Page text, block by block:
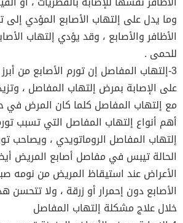
وما يدل على إلتهاب الأصابع المؤدي إلى
الأظافر والأصابع ، وقد يؤدي إلتهاب
للحمى .
3-إلتهاب المفاصل إن تورم الأصابع من
على الإصابة بمرض إلتهاب المفاصل ،
مع إلتهاب المفاصل كلما كان المرض في
أهم أنواع إلتهاب المفاصل التي تسبب
إلتهاب المفاصل الروماتويدي ، ويصاحب
الحالة تيبس في مفاصل أصابع المريض
الأعراض عند استيقاظ المريض من نومه
الأصابع دون إحمرار أو زرقة ، ولا تتحسن
خلال علاج مشكلة إلتهاب المفاصل